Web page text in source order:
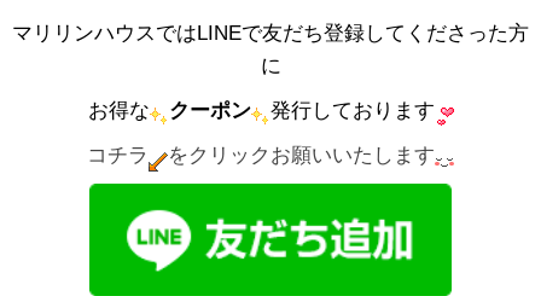
マリリンハウスではLINEで友だち登録してくださった方
に
お得な
クーポン
発行しております
コチラ
をクリックお願いいたします